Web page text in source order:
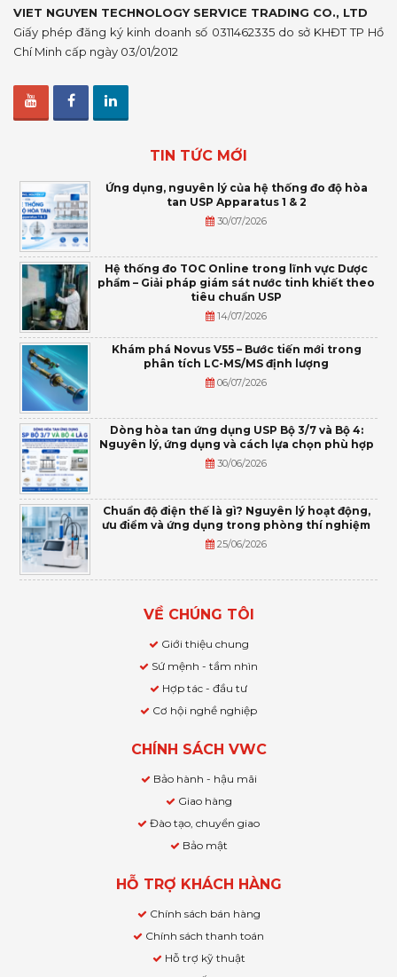
VIET NGUYEN TECHNOLOGY SERVICE TRADING CO., LTD
Giấy phép đăng ký kinh doanh số 0311462335 do sở KHĐT TP Hồ
Chí Minh cấp ngày 03/01/2012
TIN TỨC MỚI
Ứng dụng, nguyên lý của hệ thống đo độ hòa
tan USP Apparatus 1 & 2
30/07/2026
Hệ thống đo TOC Online trong lĩnh vực Dược
phẩm – Giải pháp giám sát nước tinh khiết theo
tiêu chuẩn USP
14/07/2026
Khám phá Novus V55 – Bước tiến mới trong
phân tích LC-MS/MS định lượng
06/07/2026
Dòng hòa tan ứng dụng USP Bộ 3/7 và Bộ 4:
Nguyên lý, ứng dụng và cách lựa chọn phù hợp
30/06/2026
Chuẩn độ điện thế là gì? Nguyên lý hoạt động,
ưu điểm và ứng dụng trong phòng thí nghiệm
25/06/2026
VỀ CHÚNG TÔI
Giới thiệu chung
Sứ mệnh - tầm nhìn
Hợp tác - đầu tư
Cơ hội nghề nghiệp
CHÍNH SÁCH VWC
Bảo hành - hậu mãi
Giao hàng
Đào tạo, chuyển giao
Bảo mật
HỖ TRỢ KHÁCH HÀNG
Chính sách bán hàng
Chính sách thanh toán
Hỗ trợ kỹ thuật